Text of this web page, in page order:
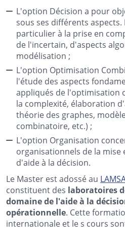
L'option Décision a pour
sous ses différents aspects.
particulier à la prise en
de l'incertain, d'aspects
modélisation ;
L'option Optimisation
l'étude des aspects
appliqués de l'optimisation
la complexité, élaboration
théorie des graphes,
combinatoire, etc.) ;
L'option Organisation
organisationnels de la
d'aide à la décision.
Le Master est adossé au
constituent des laboratoires
domaine de l'aide à la
opérationnelle. Cette
internationale et le s cours